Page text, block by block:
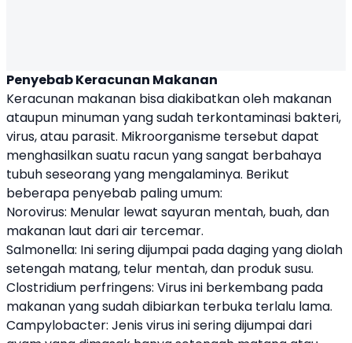
Penyebab Keracunan Makanan
Keracunan makanan bisa diakibatkan oleh makanan
ataupun minuman yang sudah terkontaminasi bakteri,
virus, atau parasit. Mikroorganisme tersebut dapat
menghasilkan suatu racun yang sangat berbahaya
tubuh seseorang yang mengalaminya. Berikut
beberapa penyebab paling umum:
Norovirus: Menular lewat sayuran mentah, buah, dan
makanan laut dari air tercemar.
Salmonella: Ini sering dijumpai pada daging yang diolah
setengah matang, telur mentah, dan produk susu.
Clostridium perfringens: Virus ini berkembang pada
makanan yang sudah dibiarkan terbuka terlalu lama.
Campylobacter: Jenis virus ini sering dijumpai dari